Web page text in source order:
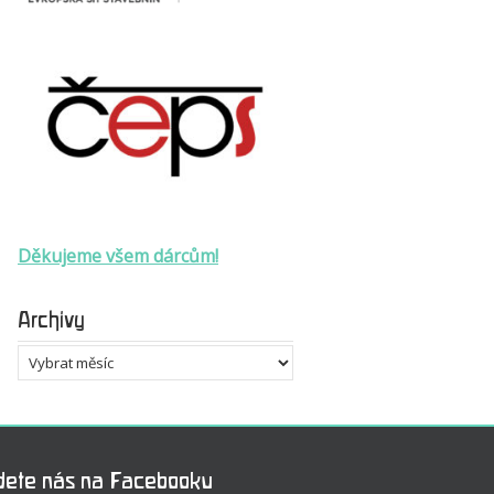
Děkujeme všem dárcům!
Archivy
Archivy
nás na Facebooku